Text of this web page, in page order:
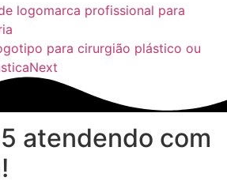
logomarca profissional para
para cirurgião plástico ou
Next
atendendo com